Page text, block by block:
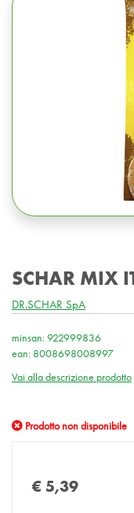
SCHAR MIX
DR.SCHAR SpA
minsan: 922999836
ean: 8008698008997
Vai alla descrizione prodotto
Prodotto non disponibile
€ 5,39